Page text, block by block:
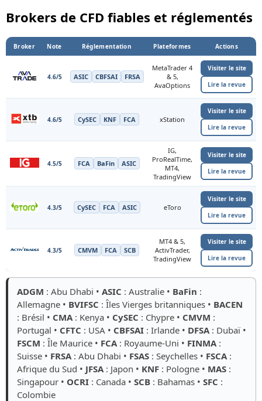
Brokers de CFD fiables et réglementés
Broker Note Réglementation Plateformes Actions
4.6/5 ASIC CBFSAI FRSA
MetaTrader 4
& 5,
AvaOptions
Visiter le site
Lire la revue
4.6/5 CySEC KNF FCA xStation
Visiter le site
Lire la revue
4.5/5 FCA BaFin ASIC
IG,
ProRealTime,
MT4,
TradingView
Visiter le site
Lire la revue
4.3/5 CySEC FCA ASIC eToro
Visiter le site
Lire la revue
4.3/5 CMVM FCA SCB
MT4 & 5,
ActivTrader,
TradingView
Visiter le site
Lire la revue
ADGM : Abu Dhabi • ASIC : Australie • BaFin :
Allemagne • BVIFSC : Îles Vierges britanniques • BACEN
: Brésil • CMA : Kenya • CySEC : Chypre • CMVM :
Portugal • CFTC : USA • CBFSAI : Irlande • DFSA : Dubaï •
FSCM : Île Maurice • FCA : Royaume-Uni • FINMA :
Suisse • FRSA : Abu Dhabi • FSAS : Seychelles • FSCA :
Afrique du Sud • JFSA : Japon • KNF : Pologne • MAS :
Singapour • OCRI : Canada • SCB : Bahamas • SFC :
Colombie